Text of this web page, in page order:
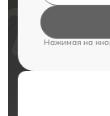
Нажимая на